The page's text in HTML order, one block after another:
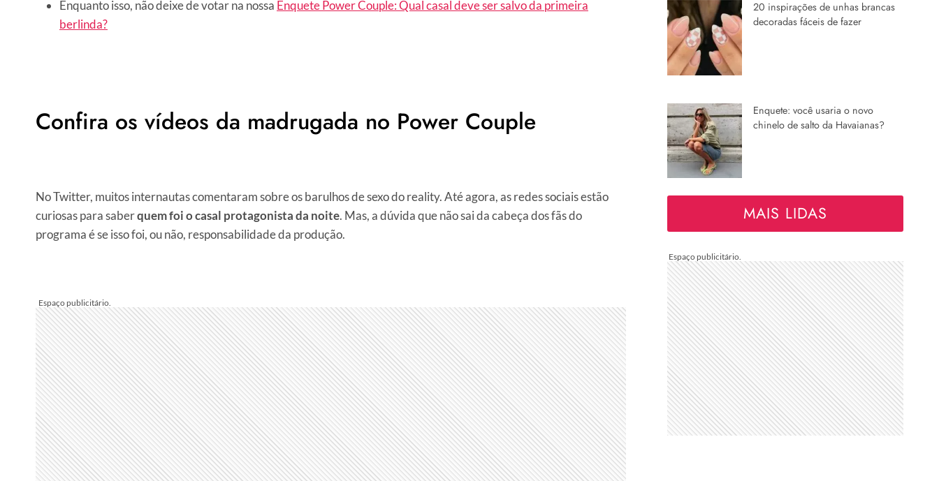
Enquanto isso, não deixe de votar na nossa Enquete Power Couple: Qual casal deve ser salvo da primeira
berlinda?
Confira os vídeos da madrugada no Power Couple
No Twitter, muitos internautas comentaram sobre os barulhos de sexo do reality. Até agora, as redes sociais estão
curiosas para saberquem foi o casal protagonista da noite. Mas, a dúvida que não sai da cabeça dos fãs do
programa é se isso foi, ou não, responsabilidade da produção.
20 inspirações de unhas brancas
decoradas fáceis de fazer
Enquete: você usaria o novo
chinelo de salto da Havaianas?
MAIS LIDAS